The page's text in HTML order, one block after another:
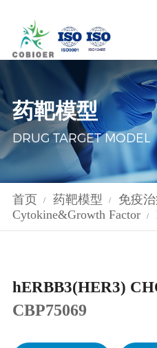
药靶模型
DRUG TARGET MODEL
首页 / 药靶模型 / 免疫
Cytokine&Growth Factor /
hERBB3(HER3)
CBP75069